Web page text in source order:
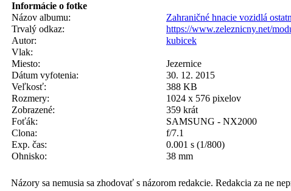
Informácie o fotke
Názov albumu:
Zahraničné hnacie vozidlá
Trvalý odkaz:
https://www.zeleznicny.net/
Autor:
kubicek
Vlak:
Miesto:
Jezernice
Dátum vyfotenia:
30. 12. 2015
Veľkosť:
388 KB
Rozmery:
1024 x 576 pixelov
Zobrazené:
359 krát
Foťák:
SAMSUNG - NX2000
Clona:
f/7.1
Exp. čas:
0.001 s (1/800)
Ohnisko:
38 mm
Názory sa nemusia sa zhodovať s názorom redakcie. Redakcia za ne